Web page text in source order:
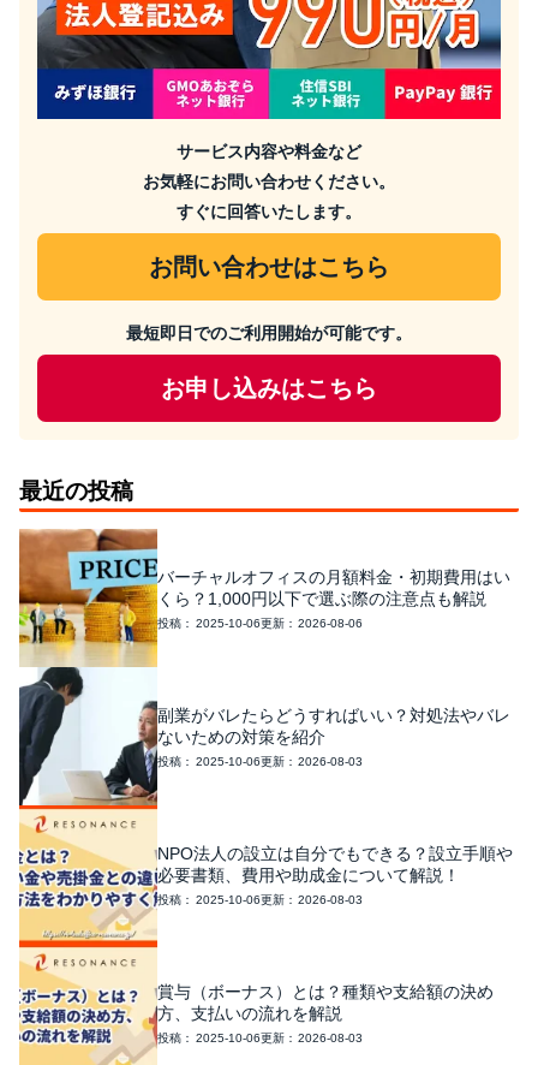
サービス内容や料金など
お気軽にお問い合わせください。
すぐに回答いたします。
お問い合わせはこちら
最短即日でのご利用開始が可能です。
お申し込みはこちら
最近の投稿
バーチャルオフィスの月額料金・初期費用はい
くら？1,000円以下で選ぶ際の注意点も解説
2025-10-06 2026-08-06
副業がバレたらどうすればいい？対処法やバレ
ないための対策を紹介
2025-10-06 2026-08-03
NPO法人の設立は自分でもできる？設立手順や
必要書類、費用や助成金について解説！
2025-10-06 2026-08-03
賞与（ボーナス）とは？種類や支給額の決め
方、支払いの流れを解説
2025-10-06 2026-08-03